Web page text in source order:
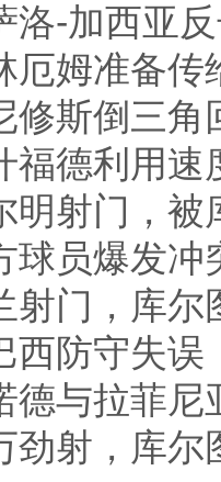
洛-加西亚
厄姆准备
修斯倒三
福德利用
明射门，被
球员爆发
射门，库尔
西防守失
德与拉菲
劲射，库尔